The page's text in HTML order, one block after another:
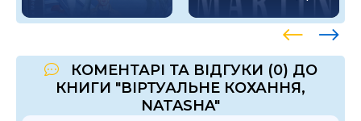
КОМЕНТАРІ ТА ВІДГУКИ (0) ДО
КНИГИ "ВІРТУАЛЬНЕ КОХАННЯ,
NATASHA"